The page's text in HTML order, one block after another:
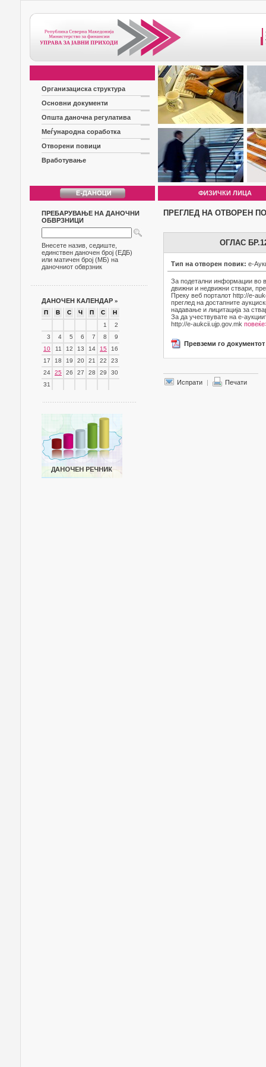
Организациска структура
Основни документи
Општа даночна регулатива
Меѓународна соработка
Отворени повици
Вработување
ФИЗИЧКИ ЛИЦА
ПРЕБАРУВАЊЕ НА ДАНОЧНИ
ОБВРЗНИЦИ
Внесете назив, седиште,
единствен даночен број (ЕДБ)
или матичен број (МБ) на
даночниот обврзник
ДАНОЧЕН КАЛЕНДАР »
П В С Ч П С
Н
1
2
3
4 5 6 7 8
9
10
11 12 13 14 15
16
17
18 19 20 21 22
23
24
25 26 27 28 29
30
31
ПРЕГЛЕД НА ОТВОРЕН
ОГЛАС
Тип на отворен повик: е-
За подетални информации во
движни и недвижни ствари,
Преку веб порталот http://e-
преглед на достапните
надавање и лицитација за
За да учествувате на е-
http://e-aukcii.ujp.gov.mk
Превземи го документот
Испрати | Печати